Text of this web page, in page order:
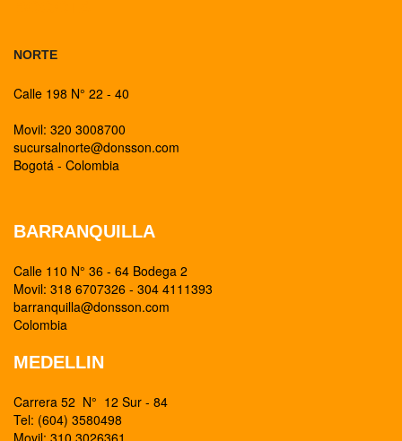
NORTE
Calle 198 N° 22 - 40
Movil: 320 3008700
sucursalnorte@donsson.com
Bogotá - Colombia
BARRANQUILLA
Calle 110 N° 36 - 64 Bodega 2
Movil: 318 6707326 - 304 4111393
barranquilla@donsson.com
Colombia
MEDELLIN
Carrera 52 N° 12 Sur - 84
Tel: (604) 3580498
Movil: 310 3026361